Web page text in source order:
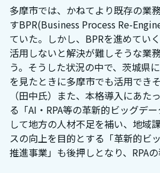
多摩市では、かねてより既存の業
すBPR(Business Process Re-
ていた。しかし、BPRを進めてい
活用しないと解決が難しそうな業
う。そうした状況の中で、茨城県
を見たときに多摩市でも活用でき
（田中氏）また、本格導入にあた
る「AI・RPA等の革新的ビッグデ
して地方の人材不足を補い、地域
スの向上を目的とする「革新的ビ
推進事業」も後押しとなり、RPAの